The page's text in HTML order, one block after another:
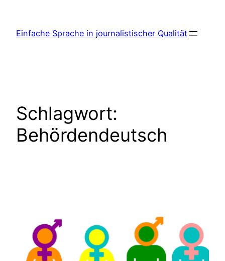
springen
Einfache Sprache in journalistischer Qualität
Schlagwort:
Behördendeutsch